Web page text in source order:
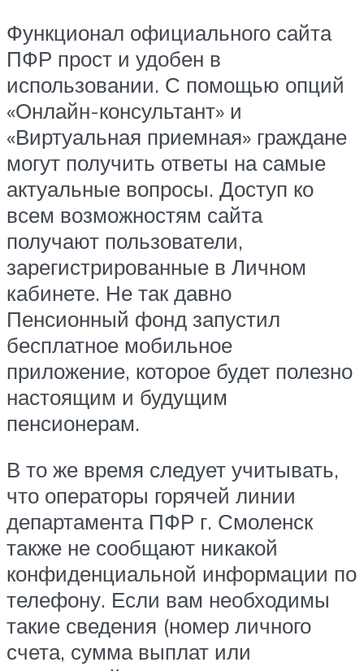
Функционал официального сайта
ПФР прост и удобен в
использовании. С помощью опций
«Онлайн-консультант» и
«Виртуальная приемная» граждане
могут получить ответы на самые
актуальные вопросы. Доступ ко
всем возможностям сайта
получают пользователи,
зарегистрированные в Личном
кабинете. Не так давно
Пенсионный фонд запустил
бесплатное мобильное
приложение, которое будет полезно
настоящим и будущим
пенсионерам.
В то же время следует учитывать,
что операторы горячей линии
департамента ПФР г. Смоленск
также не сообщают никакой
конфиденциальной информации по
телефону. Если вам необходимы
такие сведения (номер личного
счета, сумма выплат или